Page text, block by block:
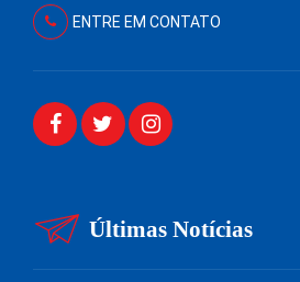
ENTRE EM CONTATO
Últimas Notícias